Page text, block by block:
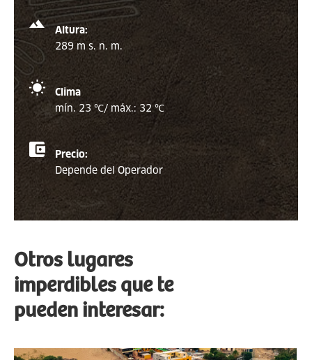
Altura:
289 m s. n. m.
Clima
mín. 23 ℃/ máx.: 32℃
Precio:
Depende del Operador
Otros lugares
imperdibles que te
pueden interesar: